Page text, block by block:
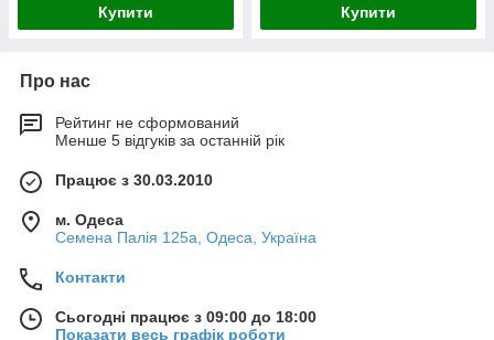
Купити Купити
Про нас
Рейтинг не сформований
Менше 5 відгуків за останній рік
Працює з 30.03.2010
м. Одеса
Семена Палія 125а, Одеса, Україна
Контакти
Сьогодні працює з 09:00 до 18:00
Показати весь графік роботи